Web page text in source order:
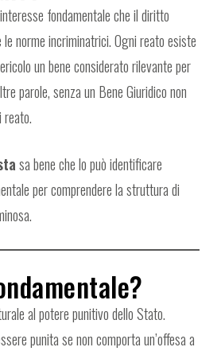
fondamentale che il diritto
norme incriminatrici. Ogni reato esiste
un bene considerato rilevante per
parole, senza un Bene Giuridico non
reato.
sa bene che lo può identificare
per comprendere la struttura di
al potere punitivo dello Stato.
punita se non comporta un’offesa a